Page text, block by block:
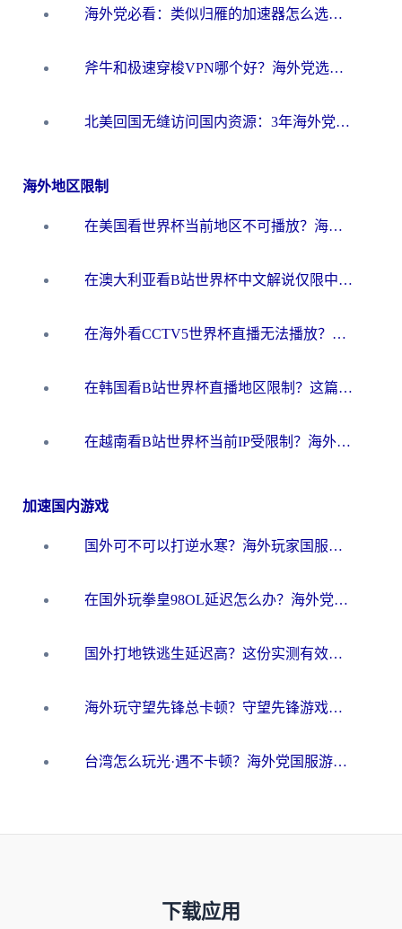
海外党必看：类似归雁的加速器怎么选？一篇搞定无缝访问国内资源
斧牛和极速穿梭VPN哪个好？海外党选回国加速器必看的真实对比与避坑指南
北美回国无缝访问国内资源：3年海外党亲测的加速器选择指南
海外地区限制
在美国看世界杯当前地区不可播放？海外党体育观赛终极指南来了！
在澳大利亚看B站世界杯中文解说仅限中国大陆？这篇指南帮你打破限制看遍赛事
在海外看CCTV5世界杯直播无法播放？这篇指南让你和国内球迷同步呐喊
在韩国看B站世界杯直播地区限制？这篇指南让你告别“当前地区不可播放”
在越南看B站世界杯当前IP受限制？海外党体育观赛终极指南来了
加速国内游戏
国外可不可以打逆水寒？海外玩家国服畅玩终极指南（附漫威荒野乱斗加速方案）
在国外玩拳皇98OL延迟怎么办？海外党亲测有效的低延迟指南
国外打地铁逃生延迟高？这份实测有效的低延迟指南帮你吃鸡
海外玩守望先锋总卡顿？守望先锋游戏加速器在哪里买&避坑指南（附欧洲非洲游戏实测）
台湾怎么玩光·遇不卡顿？海外党国服游戏加速终极攻略（附实测体验）
下载应用